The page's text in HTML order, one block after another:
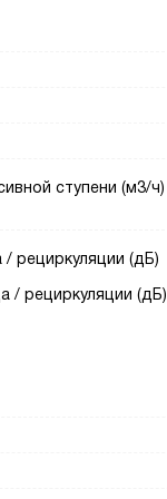
ступени (м3/ч)
рециркуляции (дБ)
/ рециркуляции (дБ)